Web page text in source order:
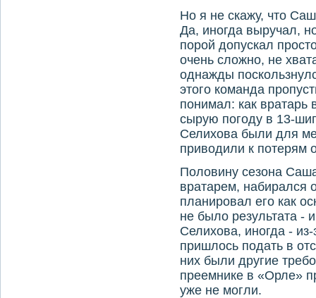
Но я не скажу, что
Да, иногда выручал,
порой допускал
очень сложно, не
однажды
этого команда
понимал: как
сырую погоду в 13-
Селихова были для
приводили к потерям
Половину сезона
вратарем, набирался
планировал его как
не было результата -
Селихова, иногда -
пришлось подать в
них были другие
преемнике в «Орле»
уже не могли.